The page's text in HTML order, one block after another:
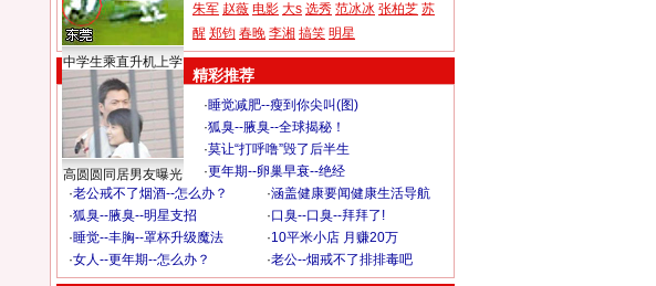
中学生乘直升机上学
高圆圆同居男友曝光
朱军 赵薇 电影 大s 选秀 范冰冰 张柏芝 苏
醒 郑钧 春晚 李湘 搞笑 明星
精彩推荐
·睡觉减肥--瘦到你尖叫(图)
·狐臭--腋臭--全球揭秘！
·莫让“打呼噜”毁了后半生
·更年期--卵巢早衰--绝经
·老公戒不了烟酒--怎么办？ ·涵盖健康要闻健康生活导航
·狐臭--腋臭--明星支招 ·口臭--口臭--拜拜了!
·睡觉--丰胸--罩杯升级魔法 ·10平米小店 月赚20万
·女人--更年期--怎么办？ ·老公--烟戒不了排排毒吧